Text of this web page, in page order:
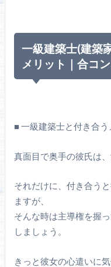
一級建築士(建築
メリット｜合コ
■ 一級建築士と付き合う
真面目で奥手の彼氏は
それだけに、付き合う
ますが、
そんな時は主導権を握
しましょう。
きっと彼女の心遣いに